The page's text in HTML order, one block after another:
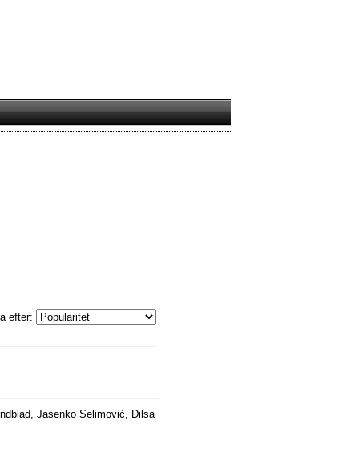
efter:
Jasenko Selimović, Dilsa